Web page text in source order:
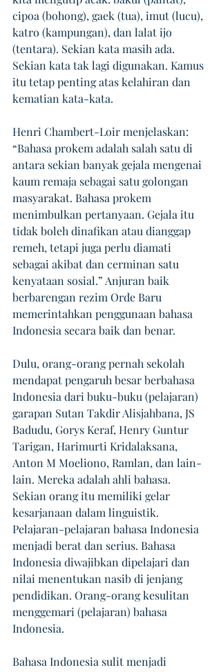
cipoa (bohong), gaek (tua), imut (lucu),
katro (kampungan), dan lalat ijo
(tentara). Sekian kata masih ada.
Sekian kata tak lagi digunakan. Kamus
itu tetap penting atas kelahiran dan
kematian kata-kata.
Henri Chambert-Loir menjelaskan:
“Bahasa prokem adalah salah satu di
antara sekian banyak gejala mengenai
kaum remaja sebagai satu golongan
masyarakat. Bahasa prokem
menimbulkan pertanyaan. Gejala itu
tidak boleh dinafikan atau dianggap
remeh, tetapi juga perlu diamati
sebagai akibat dan cerminan satu
kenyataan sosial.” Anjuran baik
berbarengan rezim Orde Baru
memerintahkan penggunaan bahasa
Indonesia secara baik dan benar.
Dulu, orang-orang pernah sekolah
mendapat pengaruh besar berbahasa
Indonesia dari buku-buku (pelajaran)
garapan Sutan Takdir Alisjahbana, JS
Badudu, Gorys Keraf, Henry Guntur
Tarigan, Harimurti Kridalaksana,
Anton M Moeliono, Ramlan, dan lain-
lain. Mereka adalah ahli bahasa.
Sekian orang itu memiliki gelar
kesarjanaan dalam linguistik.
Pelajaran-pelajaran bahasa Indonesia
menjadi berat dan serius. Bahasa
Indonesia diwajibkan dipelajari dan
nilai menentukan nasib di jenjang
pendidikan. Orang-orang kesulitan
menggemari (pelajaran) bahasa
Indonesia.
Bahasa Indonesia sulit menjadi